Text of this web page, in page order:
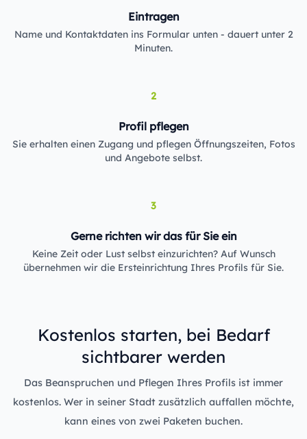
Eintragen
Name und Kontaktdaten ins Formular unten - dauert unter 2
Minuten.
2
Profil pflegen
Sie erhalten einen Zugang und pflegen Öffnungszeiten, Fotos
und Angebote selbst.
3
Gerne richten wir das für Sie ein
Keine Zeit oder Lust selbst einzurichten? Auf Wunsch
übernehmen wir die Ersteinrichtung Ihres Profils für Sie.
Kostenlos starten, bei Bedarf
sichtbarer werden
Das Beanspruchen und Pflegen Ihres Profils ist immer
kostenlos. Wer in seiner Stadt zusätzlich auffallen möchte,
kann eines von zwei Paketen buchen.